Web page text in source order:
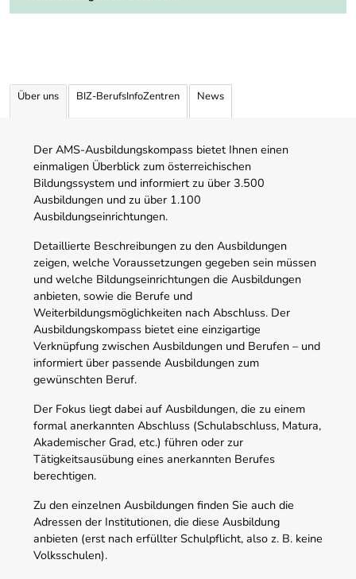
Über uns BIZ-BerufsInfoZentren News
Der AMS-Ausbildungskompass bietet Ihnen einen
einmaligen Überblick zum österreichischen
Bildungssystem und informiert zu über 3.500
Ausbildungen und zu über 1.100
Ausbildungseinrichtungen.
Detaillierte Beschreibungen zu den Ausbildungen
zeigen, welche Voraussetzungen gegeben sein müssen
und welche Bildungseinrichtungen die Ausbildungen
anbieten, sowie die Berufe und
Weiterbildungsmöglichkeiten nach Abschluss. Der
Ausbildungskompass bietet eine einzigartige
Verknüpfung zwischen Ausbildungen und Berufen – und
informiert über passende Ausbildungen zum
gewünschten Beruf.
Der Fokus liegt dabei auf Ausbildungen, die zu einem
formal anerkannten Abschluss (Schulabschluss, Matura,
Akademischer Grad, etc.) führen oder zur
Tätigkeitsausübung eines anerkannten Berufes
berechtigen.
Zu den einzelnen Ausbildungen finden Sie auch die
Adressen der Institutionen, die diese Ausbildung
anbieten (erst nach erfüllter Schulpflicht, also z. B. keine
Volksschulen).